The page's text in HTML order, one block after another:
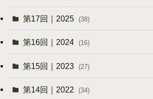
第17回｜2025 (38)
第16回｜2024 (16)
第15回｜2023 (27)
第14回｜2022 (34)